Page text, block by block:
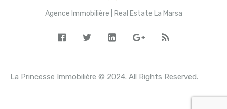
Agence Immobilière | Real Estate La Marsa
La Princesse Immobilière © 2024. All Rights Reserved.